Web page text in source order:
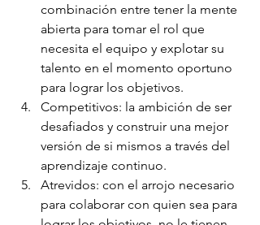
combinación entre tener la mente
abierta para tomar el rol que
necesita el equipo y explotar su
talento en el momento oportuno
para lograr los objetivos.
Competitivos: la ambición de ser
desafiados y construir una mejor
versión de si mismos a través del
aprendizaje continuo.
Atrevidos: con el arrojo necesario
para colaborar con quien sea para